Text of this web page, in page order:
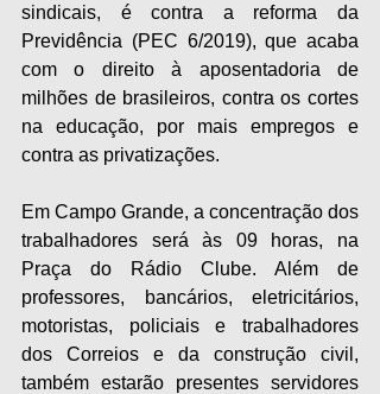
sindicais, é contra a reforma da
Previdência (PEC 6/2019), que acaba
com o direito à aposentadoria de
milhões de brasileiros, contra os cortes
na educação, por mais empregos e
contra as privatizações.
Em Campo Grande, a concentração dos
trabalhadores será às 09 horas, na
Praça do Rádio Clube. Além de
professores, bancários, eletricitários,
motoristas, policiais e trabalhadores
dos Correios e da construção civil,
também estarão presentes servidores